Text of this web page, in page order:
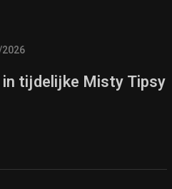
tijdelijke Misty Tipsy